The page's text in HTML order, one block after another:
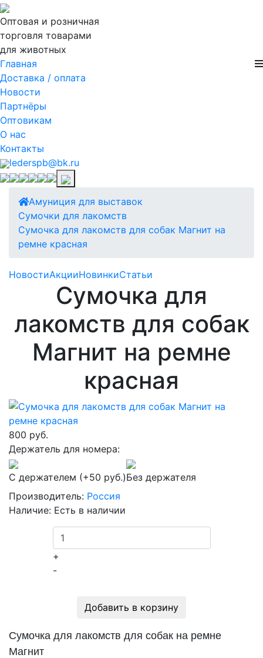
Оптовая и розничная
торговля товарами
для животных
Главная
Доставка / оплата
Новости
Партнёры
Оптовикам
О нас
Контакты
lederspb@bk.ru
Амуниция для выставок
Сумочки для лакомств
Сумочка для лакомств для собак Магнит на
ремне красная
НовостиАкцииНовинкиСтатьи
Сумочка для
лакомств для собак
Магнит на ремне
красная
800 руб.
Держатель для номера:
С держателем (+50 руб.)Без держателя
Производитель: Россия
Наличие: Есть в наличии
+
-
Добавить в корзину
Сумочка для лакомств для собак на ремне
Магнит